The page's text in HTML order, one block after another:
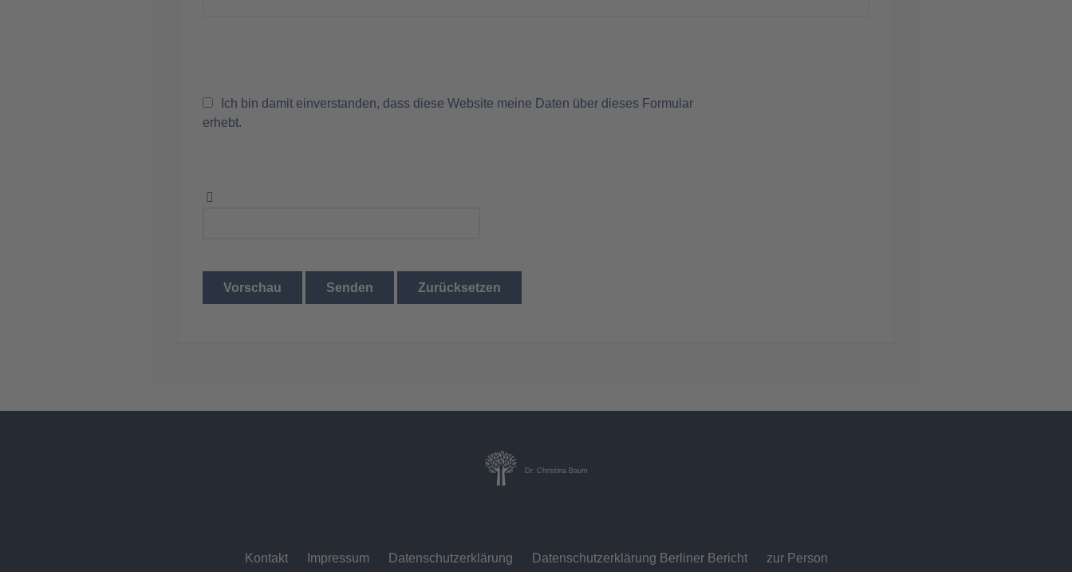
Ich bin damit einverstanden, dass diese Website meine Daten über dieses Formular
erhebt.
Vorschau Senden Zurücksetzen
Dr. Christina Baum
Kontakt Impressum Datenschutzerklärung Datenschutzerklärung Berliner Bericht zur Person